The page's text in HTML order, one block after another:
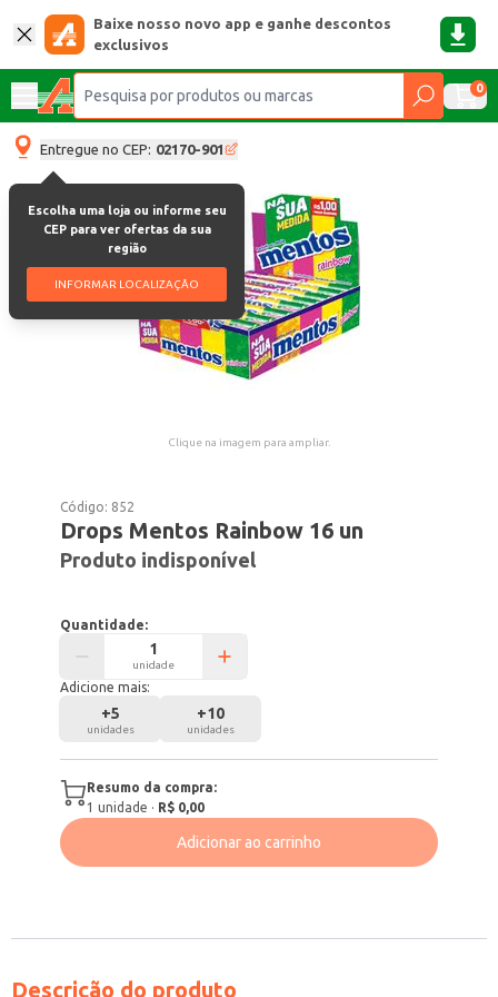
Baixe nosso novo app e ganhe descontos
exclusivos
0
Entregue no CEP: 02170-901
Escolha uma loja ou informe seu
CEP para ver ofertas da sua
região
INFORMAR LOCALIZAÇÃO
Clique na imagem para ampliar.
Código: 852
Drops Mentos Rainbow 16 un
Produto indisponível
Quantidade:
unidade
Adicione mais:
+5
unidades
+10
unidades
Resumo da compra:
1 unidade · R$ 0,00
Adicionar ao carrinho
Descrição do produto